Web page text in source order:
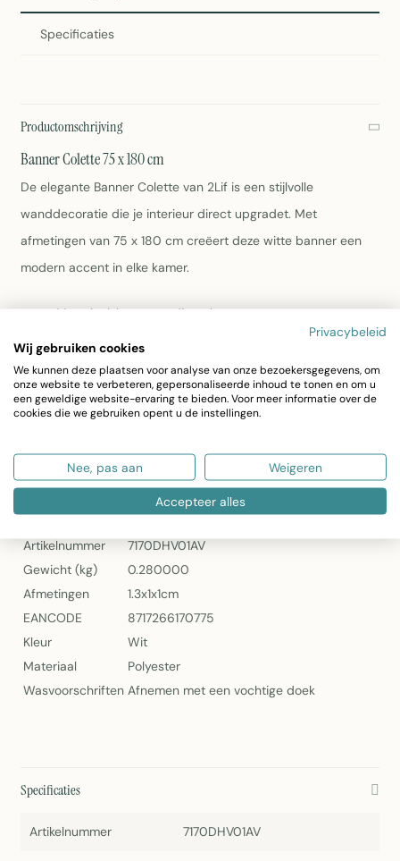
Specificaties
Productomschrijving
Banner Colette 75 x 180 cm
De elegante Banner Colette van 2Lif is een stijlvolle
wanddecoratie die je interieur direct upgradet. Met
afmetingen van 75 x 180 cm creëert deze witte banner een
modern accent in elke kamer.
Materiaal: hoogwaardig polyester
Kleur: wit
Gewicht: 280 gram
Onderhoud: eenvoudig schoon te maken met een
vochtige doek
Banner Colette 75 x 180 cm van 2Lif
Artikelnummer
7170DHV01AV
Gewicht (kg)
0.280000
Afmetingen
1.3x1x1cm
EANCODE
8717266170775
Kleur
Wit
Materiaal
Polyester
Wasvoorschriften Afnemen met een vochtige doek
Specificaties
Artikelnummer 7170DHV01AV
Privacybeleid
Wij gebruiken cookies
We kunnen deze plaatsen voor analyse van onze bezoekersgegevens, om
onze website te verbeteren, gepersonaliseerde inhoud te tonen en om u
een geweldige website-ervaring te bieden. Voor meer informatie over de
cookies die we gebruiken opent u de instellingen.
Nee, pas aan Weigeren
Accepteer alles